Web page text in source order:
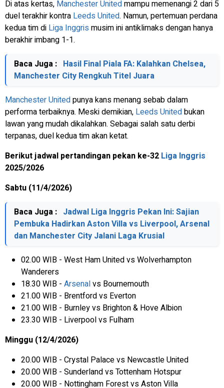
Di atas kertas, Manchester Unitedmampu memenangi 2 dari 5
duel terakhir kontra Leeds United. Namun, pertemuan perdana
kedua tim di Liga Inggris musim ini antiklimaks dengan hanya
berakhir imbang 1-1.
Baca Juga : Hasil Final Piala FA: Kalahkan Chelsea,
Manchester City Rengkuh Titel Juara
Manchester Unitedpunya kans menang sebab dalam
performa terbaiknya. Meski demikian, Leeds Unitedbukan
lawan yang mudah dikalahkan. Sebagai salah satu derbi
terpanas, duel kedua tim akan ketat.
Berikut jadwal pertandingan pekan ke-32 Liga Inggris
2025/2026
Sabtu (11/4/2026)
Baca Juga : Jadwal Liga Inggris Pekan Ini: Sajian
Pembuka Hadirkan Aston Villa vs Liverpool, Arsenal
dan Manchester City Jalani Laga Krusial
02.00 WIB - West Ham United vs Wolverhampton
Wanderers
18.30 WIB - Arsenalvs Bournemouth
21.00 WIB - Brentford vs Everton
21.00 WIB - Burnley vs Brighton & Hove Albion
23.30 WIB - Liverpool vs Fulham
Minggu (12/4/2026)
20.00 WIB - Crystal Palace vs Newcastle United
20.00 WIB - Sunderland vs Tottenham Hotspur
20.00 WIB - Nottingham Forest vs Aston Villa